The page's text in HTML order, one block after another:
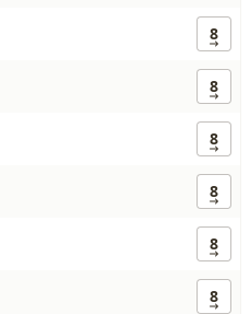
8
8
8
8
8
8